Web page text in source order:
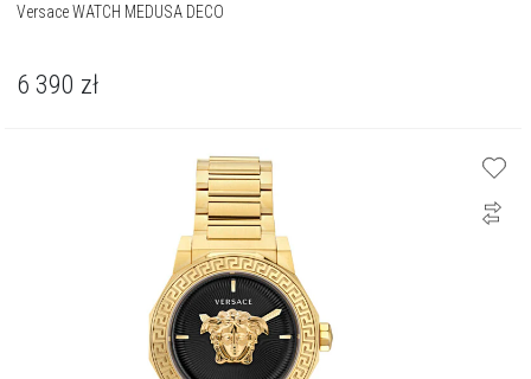
Versace WATCH MEDUSA DECO
6 390 zł